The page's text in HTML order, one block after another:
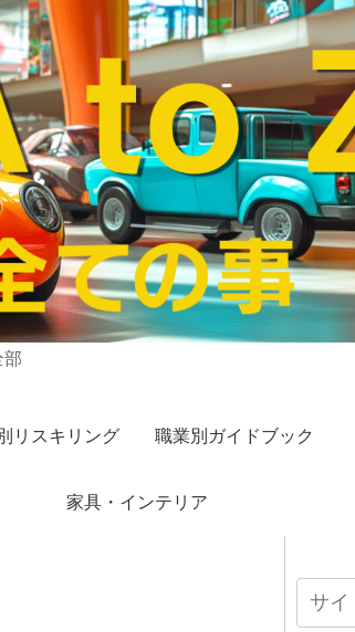
部
リスキリング 職業別ガイドブック
家具・インテリア